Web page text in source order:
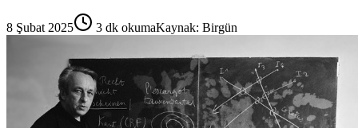
8 Şubat 2025 3 dk okumaKaynak: Birgün